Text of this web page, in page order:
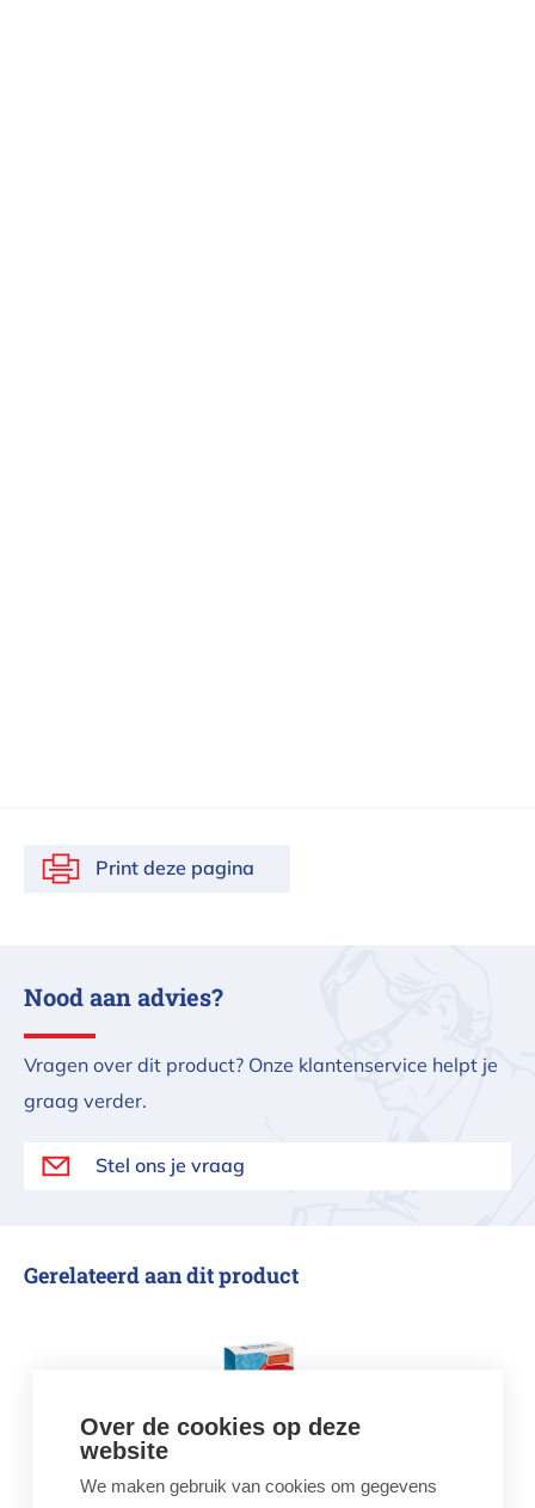
Print deze pagina
Nood aan advies?
Vragen over dit product? Onze klantenservice helpt je
graag verder.
Stel ons je vraag
Gerelateerd aan dit product
Hanna kalibratievloeistof en
Over de cookies op deze
website
We maken gebruik van cookies om gegevens